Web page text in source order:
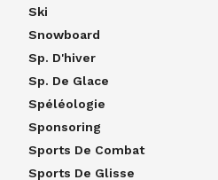
Ski
Snowboard
Sp. D'hiver
Sp. De Glace
Spéléologie
Sponsoring
Sports De Combat
Sports De Glisse